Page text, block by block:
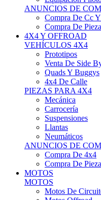
ANUNCIOS DE
Compra De Cc
Compra De
4X4 Y OFFROAD
VEHÍCULOS 4X4
Prototipos
Venta De Side
Quads Y Buggys
4x4 De Calle
PIEZAS PARA 4X4
Mecánica
Carrocería
Suspensiones
Llantas
Neumáticos
ANUNCIOS DE
Compra De 4x4
Compra De
MOTOS
MOTOS
Motos De